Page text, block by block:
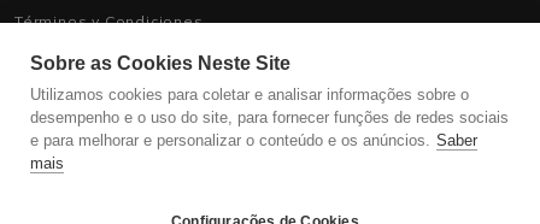
Términos y Condiciones
Política de Asistencia
Contratación de personal
Sobre as Cookies Neste Site
Utilizamos cookies para coletar e analisar informações sobre o
desempenho e o uso do site, para fornecer funções de redes sociais
e para melhorar e personalizar o conteúdo e os anúncios. Saber
mais